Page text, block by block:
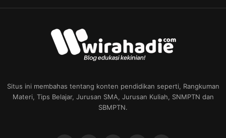
Situs ini membahas tentang konten pendidikan seperti, Rangkuman
Materi, Tips Belajar, Jurusan SMA, Jurusan Kuliah, SNMPTN dan
SBMPTN.